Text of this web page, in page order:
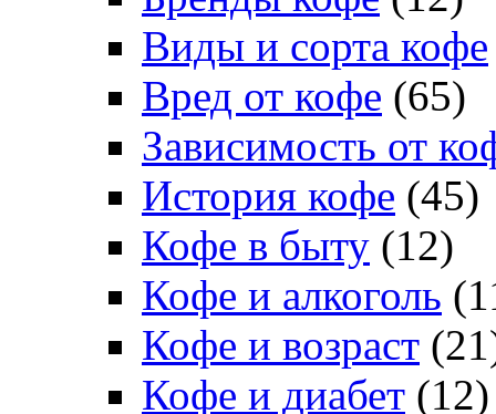
Виды и сорта кофе
Вред от кофе (65)
Зависимость от
История кофе (45)
Кофе в быту (12)
Кофе и алкоголь
Кофе и возраст
Кофе и диабет (12)